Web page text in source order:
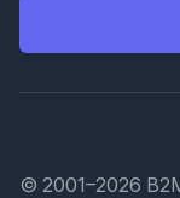
© 2001–2026